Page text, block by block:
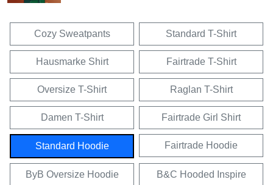
Cozy Sweatpants Standard T-Shirt
Hausmarke Shirt Fairtrade T-Shirt
Oversize T-Shirt Raglan T-Shirt
Damen T-Shirt Fairtrade Girl Shirt
Standard Hoodie Fairtrade Hoodie
ByB Oversize Hoodie B&C Hooded Inspire